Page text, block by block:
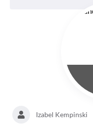
PROGRAMA DE
INOVA_SÃO MATEUS DO SUL
Izabel Kempinski